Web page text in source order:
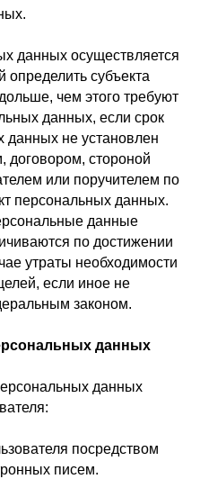
данных осуществляется
субъекта
чем этого требуют
данных, если срок
данных не установлен
стороной
или поручителем по
персональных данных.
данные
по достижении
утраты необходимости
если иное не
законом.
данных
данных
посредством
писем.